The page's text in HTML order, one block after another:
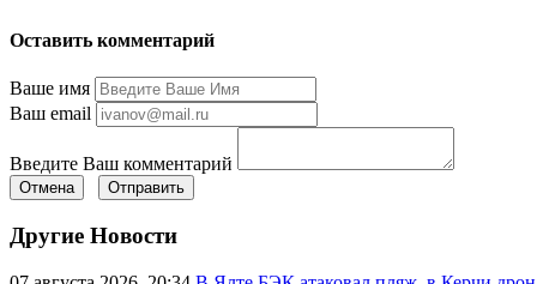
Оставить комментарий
Ваше имя
Ваш email
Введите Ваш комментарий
Отмена Отправить
Другие Новости